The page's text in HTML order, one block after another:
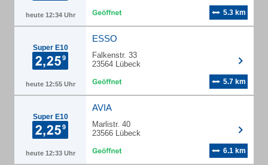
heute 12:34 Uhr 5.3 km
Super E10
heute 12:55 Uhr
ESSO
Falkenstr. 33
23564 Lübeck
5.7 km
Super E10
heute 12:33 Uhr
AVIA
Marlistr. 40
23566 Lübeck
6.1 km